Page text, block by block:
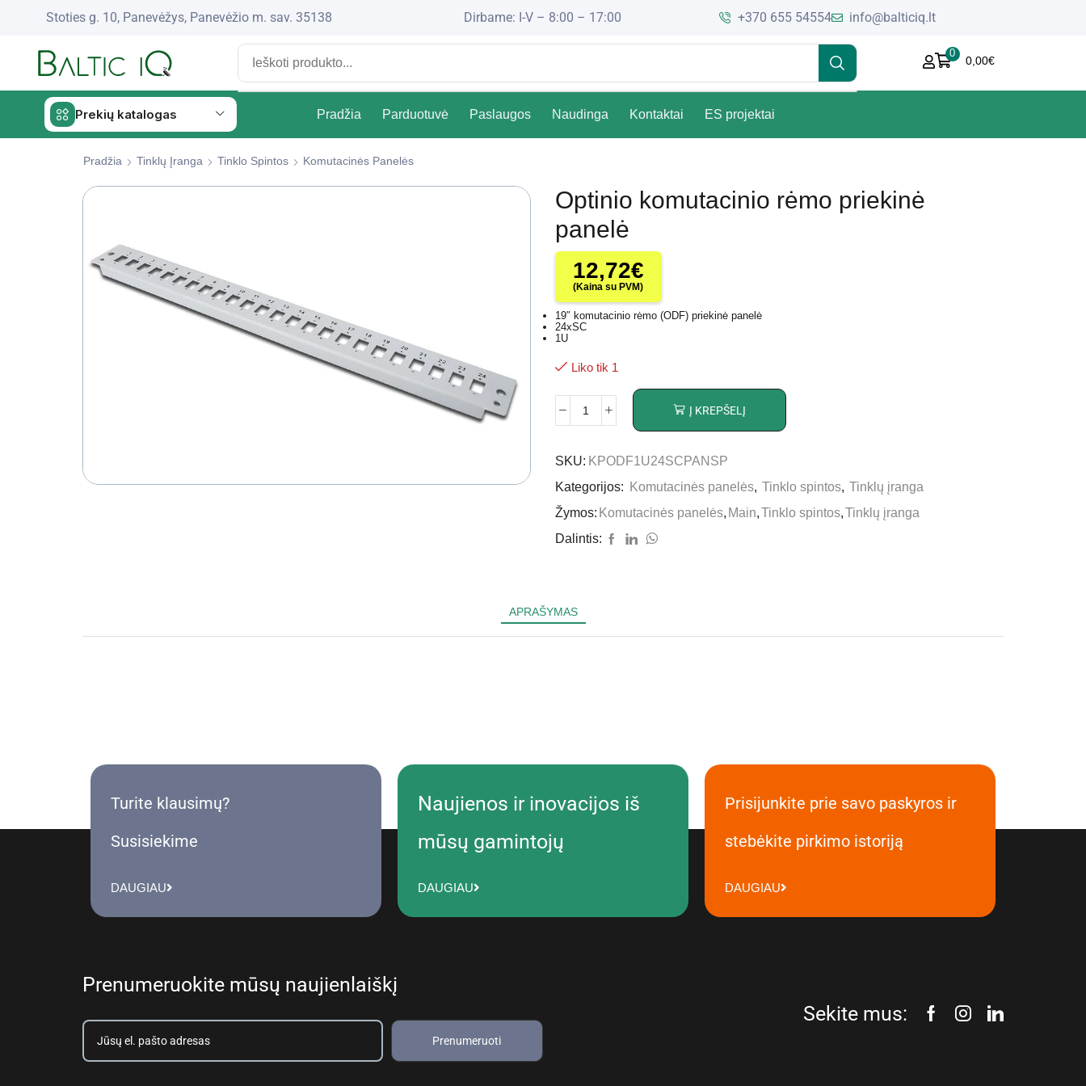
Stoties g. 10, Panevėžys, Panevėžio m. sav. 35138 Dirbame: I-V – 8:00 – 17:00 +370 655 54554 info@balticiq.lt
0
0,00€
Prekių katalogas Pradžia Parduotuvė Paslaugos Naudinga Kontaktai ES projektai
Pradžia Tinklų Įranga Tinklo Spintos Komutacinės Panelės
Optinio komutacinio rėmo priekinė
panelė
12,72€
(Kaina su PVM)
19″ komutacinio rėmo (ODF) priekinė panelė
24xSC
1U
Liko tik 1
Į KREPŠELĮ
SKU: KPODF1U24SCPANSP
Kategorijos:
Komutacinės panelės, Tinklo spintos, Tinklų įranga
Žymos: Komutacinės panelės, Main, Tinklo spintos, Tinklų įranga
Dalintis:
APRAŠYMAS
Turite klausimų?
Susisiekime
DAUGIAU
Naujienos ir inovacijos iš
mūsų gamintojų
DAUGIAU
Prisijunkite prie savo paskyros ir
stebėkite pirkimo istoriją
DAUGIAU
Prenumeruokite mūsų naujienlaiškį
Prenumeruoti
Sekite mus: